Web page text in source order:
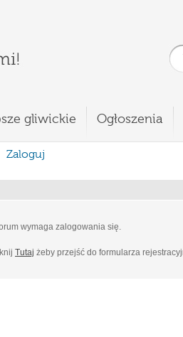
gliwickie Ogłoszenia
Zaloguj
wymaga zalogowania się.
Tutaj żeby przejść do formularza